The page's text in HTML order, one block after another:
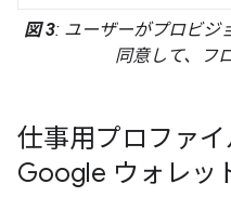
図 3: ユーザーがプロビジ
同意して、フ
仕事用プロファ
Google ウォレッ